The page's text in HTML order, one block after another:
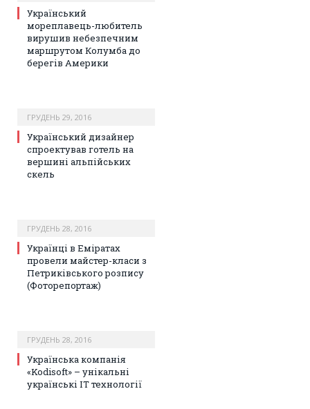
Український
мореплавець-любитель
вирушив небезпечним
маршрутом Колумба до
берегів Америки
ГРУДЕНЬ 29, 2016
Український дизайнер
спроектував готель на
вершині альпійських
скель
ГРУДЕНЬ 28, 2016
Українці в Еміратах
провели майстер-класи з
Петриківського розпису
(Фоторепортаж)
ГРУДЕНЬ 28, 2016
Українська компанія
«Kodisoft» – унікальні
українські IT технології